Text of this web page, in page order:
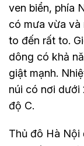
ven biển, phía
có mưa vừa
to đến rất to.
dông có khả
giật mạnh.
núi có nơi dưới
độ C.
Thủ đô Hà Nội